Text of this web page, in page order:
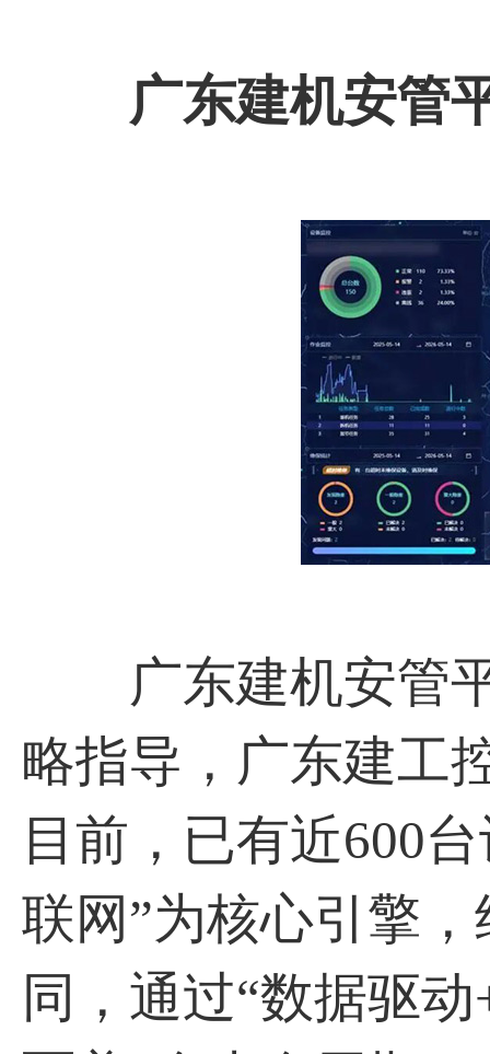
广东建机安管
⼴东建机安管平
略指导，⼴东建⼯
目前，已有近600
联⽹”为核⼼引擎
同，通过“数据驱